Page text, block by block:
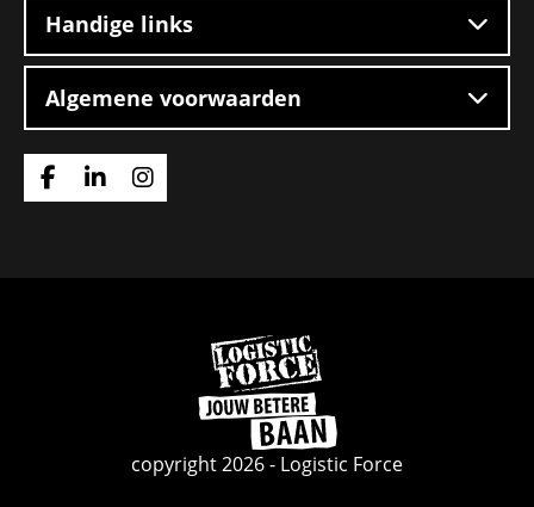
Handige links
Algemene voorwaarden
Ga
Ga
Ga
Ga
naar
de
homepage
copyright 2026 - Logistic Force